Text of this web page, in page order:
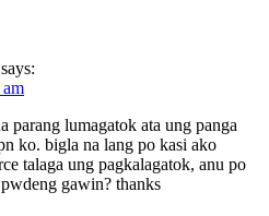
says:
parang lumagatok ata ung panga
ko. bigla na lang po kasi ako
talaga ung pagkalagatok, anu po
gawin? thanks